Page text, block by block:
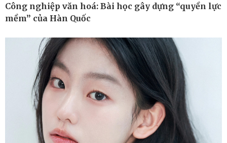
Công nghiệp văn hoá: Bài học gây dựng “quyền lực
mềm” của Hàn Quốc